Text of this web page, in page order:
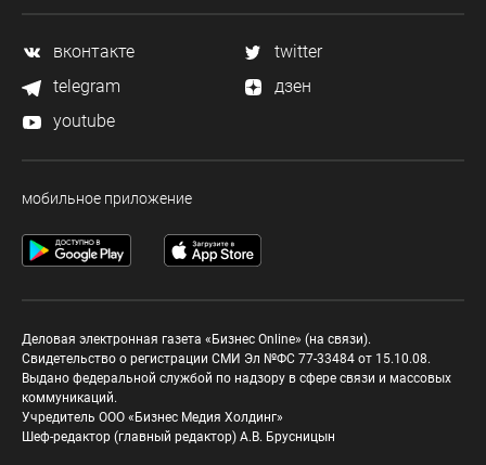
вконтакте
twitter
telegram
дзен
youtube
мобильное приложение
Деловая электронная газета «Бизнес Online» (на связи).
Свидетельство о регистрации СМИ Эл №ФС 77-33484 от 15.10.08.
Выдано федеральной службой по надзору в сфере связи и массовых
коммуникаций.
Учредитель ООО «Бизнес Медия Холдинг»
Шеф-редактор (главный редактор) А.В. Брусницын